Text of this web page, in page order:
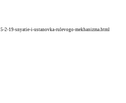
5-2-19-snyatie-i-ustanovka-rulevogo-mekhanizma.html